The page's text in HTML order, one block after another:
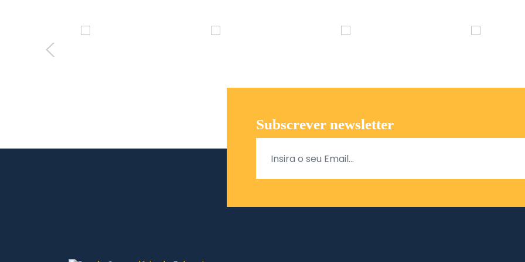
Subscrever newsletter